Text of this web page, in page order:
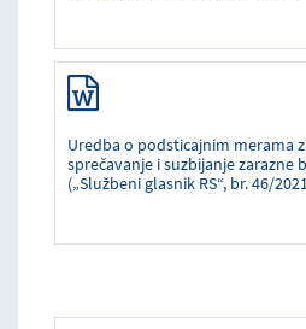
Uredba o podsticajnim merama
sprečavanje i suzbijanje zarazne
(„Službeni glasnik RS“, br. 46/